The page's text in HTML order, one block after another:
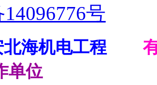
号
海机电工程
单位